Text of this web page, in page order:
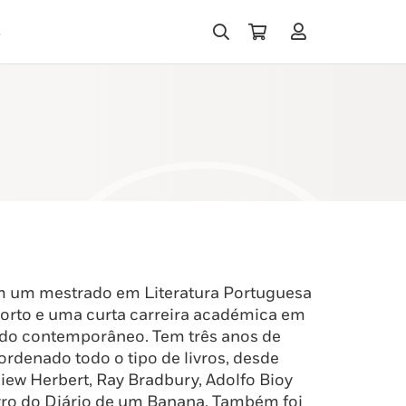
um mestrado em Literatura Portuguesa
e uma curta carreira académica em
contemporâneo. Tem três anos de
todo o tipo de livros, desde
Herbert, Ray Bradbury, Adolfo Bioy
do Diário de um Banana. Também foi